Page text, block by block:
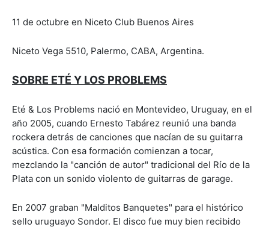
11 de octubre en Niceto Club Buenos Aires
Niceto Vega 5510, Palermo, CABA, Argentina.
SOBRE ETÉ Y LOS PROBLEMS
Eté & Los Problems nació en Montevideo, Uruguay, en el
año 2005, cuando Ernesto Tabárez reunió una banda
rockera detrás de canciones que nacían de su guitarra
acústica. Con esa formación comienzan a tocar,
mezclando la "canción de autor" tradicional del Río de la
Plata con un sonido violento de guitarras de garage.
En 2007 graban "Malditos Banquetes" para el histórico
sello uruguayo Sondor. El disco fue muy bien recibido